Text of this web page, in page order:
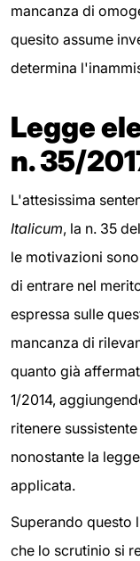
mancanza di
quesito assume
determina
Legge
n. 35/
L'attesissima
Italicum, la n. 35
le motivazioni
di entrare nel
espressa sulle
mancanza di
quanto già
1/2014,
ritenere
nonostante la
applicata.
Superando questo
che lo scrutinio si